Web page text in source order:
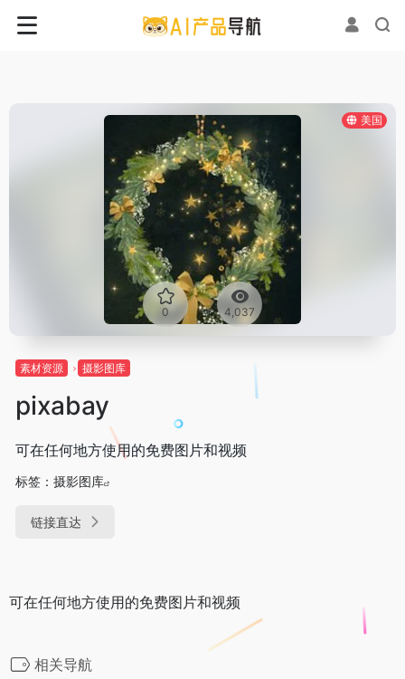
美国
0 4,037
素材资源 摄影图库
pixabay
可在任何地方使用的免费图片和视频
标签： 摄影图库
链接直达
可在任何地方使用的免费图片和视频
相关导航